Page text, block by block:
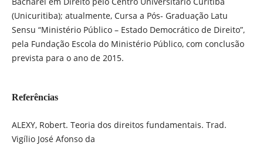
(Unicuritiba); atualmente, Cursa a Pós- Graduação Latu
Sensu “Ministério Público – Estado Democrático de Direito”,
pela Fundação Escola do Ministério Público, com conclusão
prevista para o ano de 2015.
Referências
ALEXY, Robert. Teoria dos direitos fundamentais. Trad.
Vigílio José Afonso da